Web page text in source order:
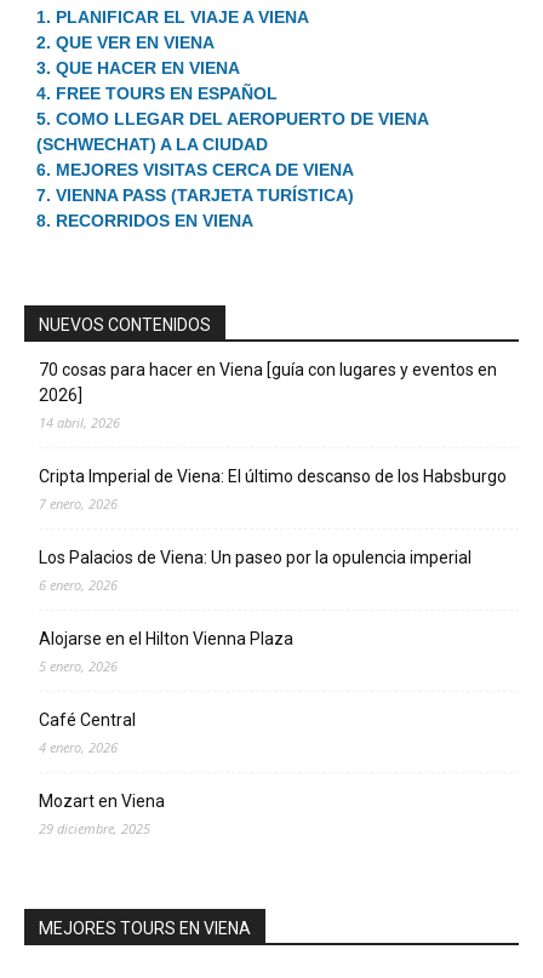
1. PLANIFICAR EL VIAJE A VIENA
2. QUE VER EN VIENA
3. QUE HACER EN VIENA
4. FREE TOURS EN ESPAÑOL
5. COMO LLEGAR DEL AEROPUERTO DE VIENA
(SCHWECHAT) A LA CIUDAD
6. MEJORES VISITAS CERCA DE VIENA
7. VIENNA PASS (TARJETA TURÍSTICA)
8. RECORRIDOS EN VIENA
NUEVOS CONTENIDOS
70 cosas para hacer en Viena [guía con lugares y eventos en
2026]
14 abril, 2026
Cripta Imperial de Viena: El último descanso de los Habsburgo
7 enero, 2026
Los Palacios de Viena: Un paseo por la opulencia imperial
6 enero, 2026
Alojarse en el Hilton Vienna Plaza
5 enero, 2026
Café Central
4 enero, 2026
Mozart en Viena
29 diciembre, 2025
MEJORES TOURS EN VIENA